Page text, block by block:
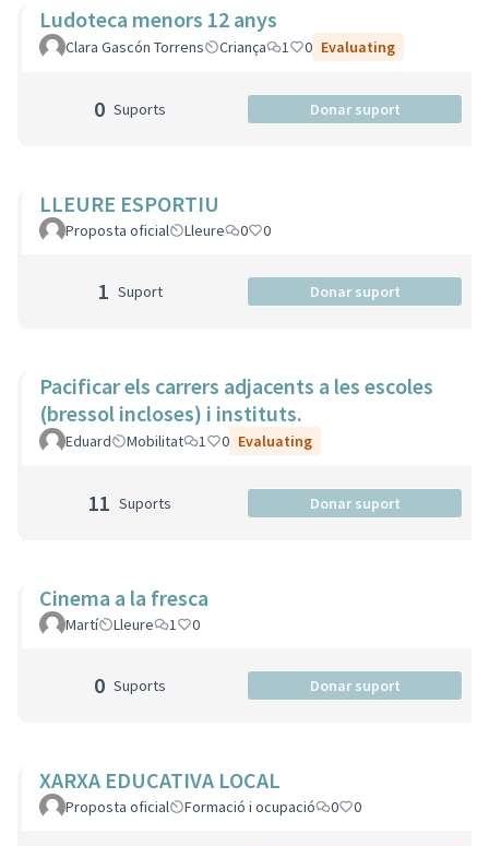
Ludoteca menors 12 anys
Clara Gascón Torrens Criança 1 0 Evaluating
0 Suports Donar suport
LLEURE ESPORTIU
Proposta oficial Lleure 0 0
1 Suport Donar suport
Pacificar els carrers adjacents a les escoles
(bressol incloses) i instituts.
Eduard Mobilitat 1 0 Evaluating
11 Suports Donar suport
Cinema a la fresca
Martí Lleure 1 0
0 Suports Donar suport
XARXA EDUCATIVA LOCAL
Proposta oficial Formació i ocupació 0 0